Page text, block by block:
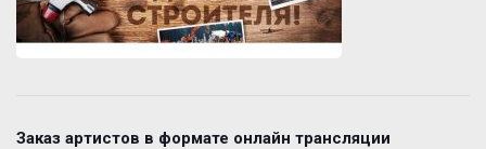
Заказ артистов в формате онлайн трансляции